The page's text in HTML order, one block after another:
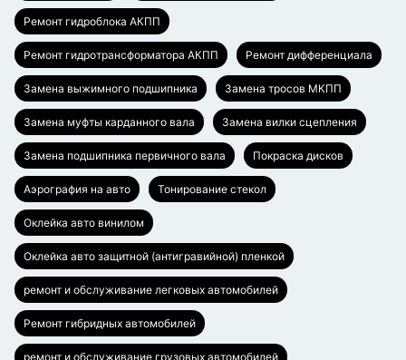
Ремонт гидроблока АКПП
Ремонт гидротрансформатора АКПП Ремонт дифференциала
Замена выжимного подшипника Замена тросов МКПП
Замена муфты карданного вала Замена вилки сцепления
Замена подшипника первичного вала Покраска дисков
Аэрография на авто Тонирование стекол
Оклейка авто винилом
Оклейка авто защитной (антигравийной) пленкой
ремонт и обслуживание легковых автомобилей
Ремонт гибридных автомобилей
ремонт и обслуживание грузовых автомобилей